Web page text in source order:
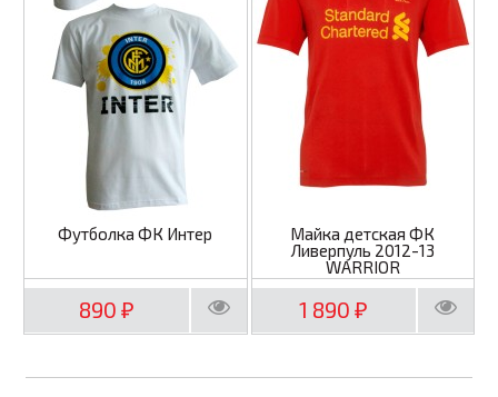
Футболка ФК Интер
890 ₽
Майка детская ФК
Ливерпуль 2012-13
WARRIOR
1 890₽